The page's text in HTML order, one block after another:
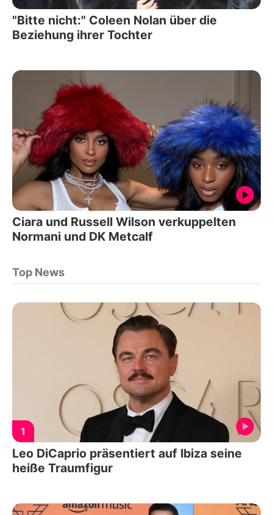
"Bitte nicht:" Coleen Nolan über die
Beziehung ihrer Tochter
Ciara und Russell Wilson verkuppelten
Normani und DK Metcalf
Top News
1
Leo DiCaprio präsentiert auf Ibiza seine
heiße Traumfigur